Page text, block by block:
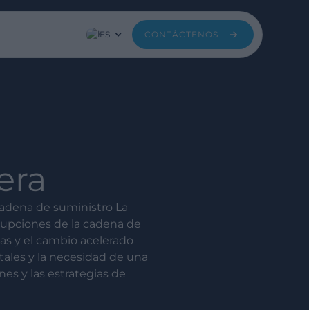
ES CONTÁCTENOS
de suministro La
de la cadena de
y el cambio acelerado
y la necesidad de una
y las estrategias de